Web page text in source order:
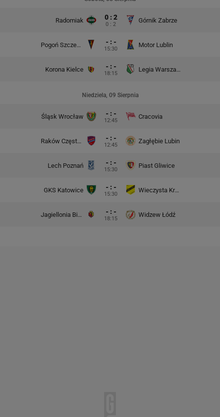
Radomiak 0 : 2
0 : 2
Górnik Zabrze
Pogoń Szczecin - : -
15:30
Motor Lublin
Korona Kielce - : -
18:15
Legia Warszawa
Niedziela, 09 Sierpnia
Śląsk Wrocław - : -
12:45
Cracovia
Raków Częstochowa - : -
12:45
Zagłębie Lubin
Lech Poznań - : -
15:30
Piast Gliwice
GKS Katowice - : -
15:30
Wieczysta Kraków
Jagiellonia Białystok - : -
18:15
Widzew Łódź